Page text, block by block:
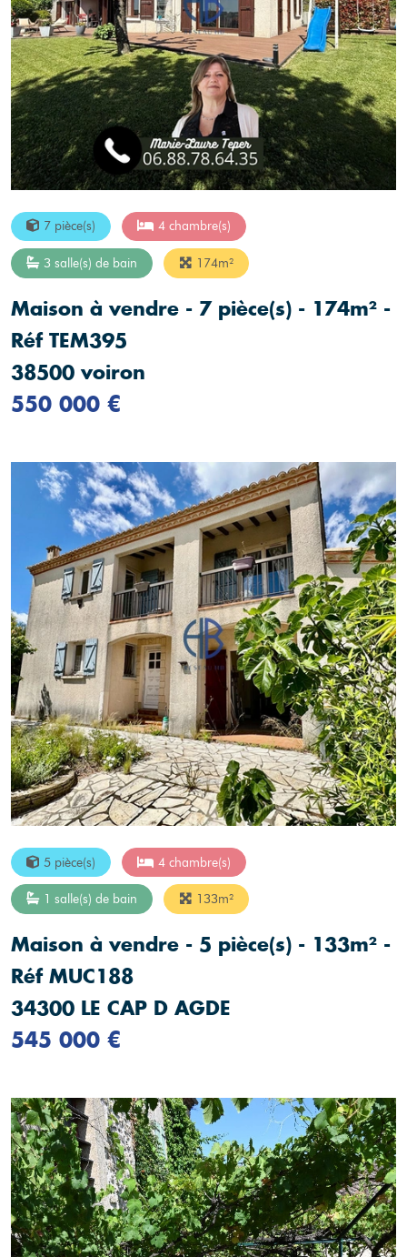
7 pièce(s) 4 chambre(s)
3 salle(s) de bain 174m²
Maison à vendre - 7 pièce(s) - 174m² -
Réf TEM395
38500 voiron
550 000 €
5 pièce(s) 4 chambre(s)
1 salle(s) de bain 133m²
Maison à vendre - 5 pièce(s) - 133m² -
Réf MUC188
34300 LE CAP D AGDE
545 000 €